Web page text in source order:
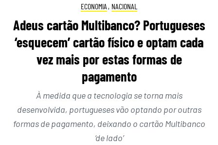
ECONOMIA , NACIONAL
Adeus cartão Multibanco? Portugueses
‘esquecem’ cartão físico e optam cada
vez mais por estas formas de
pagamento
À medida que a tecnologia se torna mais
desenvolvida, portugueses vão optando por outras
formas de pagamento, deixando o cartão Multibanco
‘de lado’